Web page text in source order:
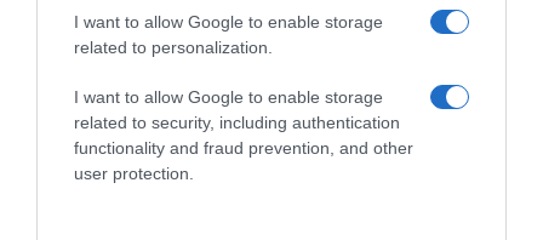
I want to allow Google to enable storage
related to personalization.
I want to allow Google to enable storage
related to security, including authentication
functionality and fraud prevention, and other
user protection.
Καταγγελία για ξυλοδαρμό
ειδικευόμενης γιατρού στον Ερυθρό
Σταυρό από γυναίκα ασθενή –
“Άρχισε να τη σπρώχνει, να τη βρίζει
και να τη χτυπάει”